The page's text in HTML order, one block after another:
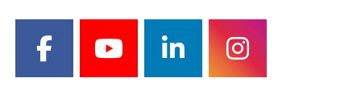
facebookyoutubelinkedininstagram